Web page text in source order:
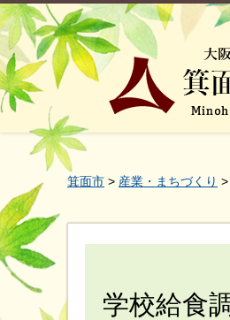
箕面市 > 産業・まちづくり >
学校給食